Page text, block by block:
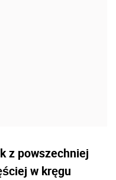
z powszechniej
w kręgu